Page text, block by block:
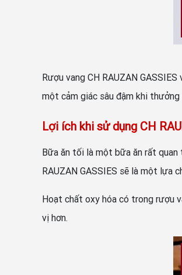
Rượu vang CH RAUZAN
một cảm giác sâu đậm khi
Lợi ích khi sử dụng CH
Bữa ăn tối là một bữa ăn rất quan
RAUZAN GASSIES sẽ là một lựa
Hoạt chất oxy hóa có trong rượu
vị hơn.